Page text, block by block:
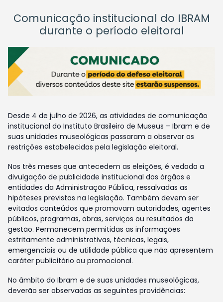
Comunicação institucional do IBRAM
durante o período eleitoral
Desde 4 de julho de 2026, as atividades de comunicação
institucional do Instituto Brasileiro de Museus – Ibram e de
suas unidades museológicas passaram a observar as
restrições estabelecidas pela legislação eleitoral.
Nos três meses que antecedem as eleições, é vedada a
divulgação de publicidade institucional dos órgãos e
entidades da Administração Pública, ressalvadas as
hipóteses previstas na legislação. Também devem ser
evitados conteúdos que promovam autoridades, agentes
públicos, programas, obras, serviços ou resultados da
gestão. Permanecem permitidas as informações
estritamente administrativas, técnicas, legais,
emergenciais ou de utilidade pública que não apresentem
caráter publicitário ou promocional.
No âmbito do Ibram e de suas unidades museológicas,
deverão ser observadas as seguintes providências: